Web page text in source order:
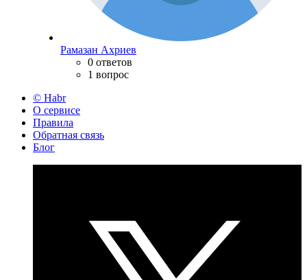
Рамазан Ахриев
0 ответов
1 вопрос
© Habr
О сервисе
Правила
Обратная связь
Блог